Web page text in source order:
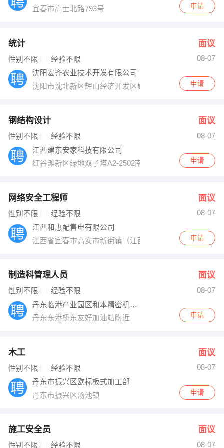
宜春市高士北路793号
申请
统计 面议
性别不限 经验不限
08-07
沈阳宏齐农业技术开发有限公司
沈阳市沈北新区辉山经济开发区聚农路11号
申请
钢结构设计 面议
性别不限 经验不限
08-07
江西建东安家科技有限公司
红谷滩新区绿地双子塔A2-2502南昌建东行政中心申请
网络安全工程师 面议
性别不限 经验不限
08-07
江西和惠配售电有限公司
江西省宜春市高安市新街镇（江西省建筑陶瓷产业基地内
申请
制造科管理人员 面议
性别不限 经验不限
08-07
丹东临港产业园区和本精密机械有限公司
丹东东港桥东友好加油站附近
申请
木工 面议
性别不限 经验不限
08-07
丹东市振兴区欧标板式加工部
丹东市振兴区汤池镇
申请
施工安全员 面议
性别不限 经验不限 08-07